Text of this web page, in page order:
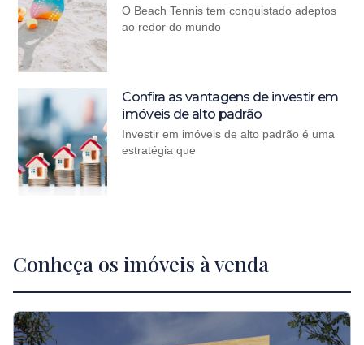
O Beach Tennis tem conquistado adeptos
ao redor do mundo
Confira as vantagens de investir em
imóveis de alto padrão
Investir em imóveis de alto padrão é uma
estratégia que
Conheça os imóveis à venda